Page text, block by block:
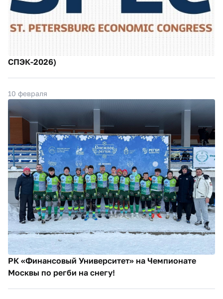
СПЭК-2026)
10 февраля
РК «Финансовый Университет» на Чемпионате
Москвы по регби на снегу!